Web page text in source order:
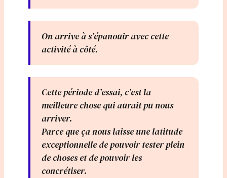
On arrive à s’épanouir avec cette
activité à côté.
Cette période d’essai, c’est la
meilleure chose qui aurait pu nous
arriver.
Parce que ça nous laisse une latitude
exceptionnelle de pouvoir tester plein
de choses et de pouvoir les
concrétiser.